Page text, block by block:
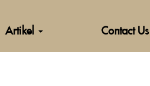
Artikel Contact Us